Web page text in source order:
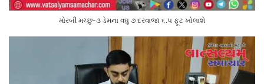
મોરબી મચ્છુ-૩ ડેમના વઘુ ૭ દરવાજા ૬.૫ ફૂટ ખોલાશે